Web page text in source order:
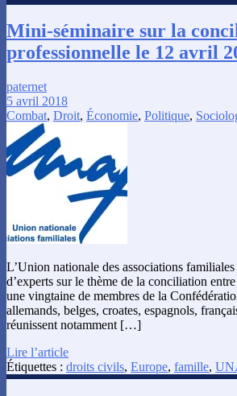
Mini-séminaire sur la
professionnelle le 12 avril
paternet
5 avril 2018
Combat, Droit, Économie, Politique,
L’Union nationale des associations
d’experts sur le thème de la conciliation
une vingtaine de membres de la
allemands, belges, croates, espagnols,
réunissent notamment […]
Lire l’article
Étiquettes : droits civils, Europe, famille,